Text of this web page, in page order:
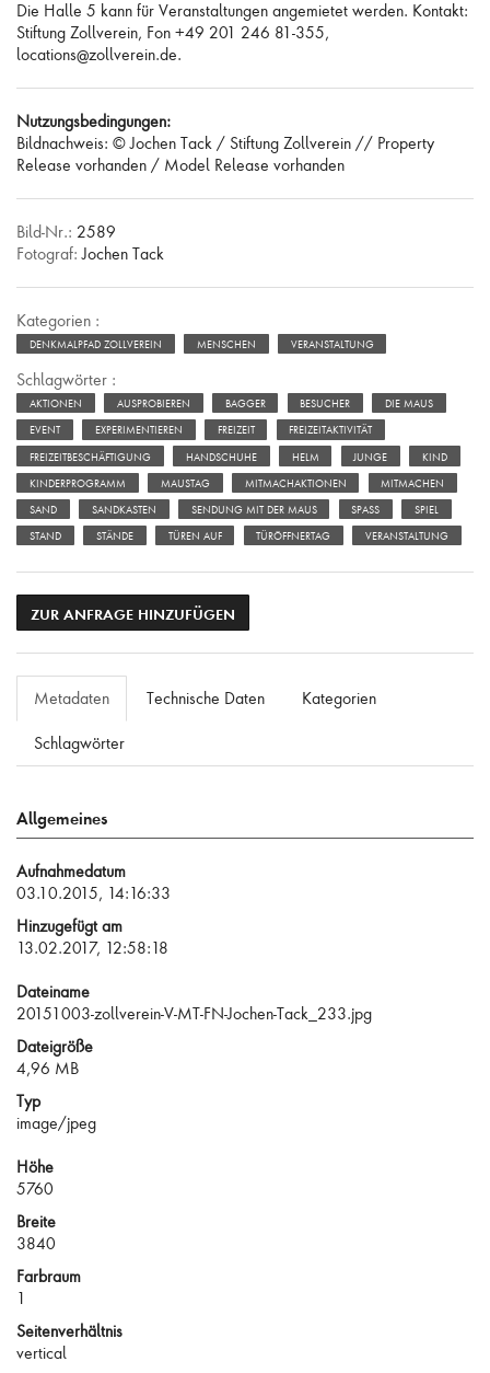
Die Halle 5 kann für Veranstaltungen angemietet werden. Kontakt:
Stiftung Zollverein, Fon +49 201 246 81-355,
locations@zollverein.de.
Nutzungsbedingungen:
Bildnachweis: © Jochen Tack / Stiftung Zollverein // Property
Release vorhanden / Model Release vorhanden
Bild-Nr.: 2589
Fotograf: Jochen Tack
Kategorien :
DENKMALPFAD ZOLLVEREIN MENSCHEN VERANSTALTUNG
Schlagwörter :
AKTIONEN AUSPROBIEREN BAGGER BESUCHER DIE MAUS
EVENT EXPERIMENTIEREN FREIZEIT FREIZEITAKTIVITÄT
FREIZEITBESCHÄFTIGUNG HANDSCHUHE HELM JUNGE KIND
KINDERPROGRAMM MAUSTAG MITMACHAKTIONEN MITMACHEN
SAND SANDKASTEN SENDUNG MIT DER MAUS SPASS SPIEL
STAND STÄNDE TÜREN AUF TÜRÖFFNERTAG VERANSTALTUNG
ZUR ANFRAGE HINZUFÜGEN
Metadaten Technische Daten Kategorien
Schlagwörter
Allgemeines
Aufnahmedatum
03.10.2015, 14:16:33
Hinzugefügt am
13.02.2017, 12:58:18
Dateiname
20151003-zollverein-V-MT-FN-Jochen-Tack_233.jpg
Dateigröße
4,96 MB
Typ
image/jpeg
Höhe
5760
Breite
3840
Farbraum
1
Seitenverhältnis
vertical